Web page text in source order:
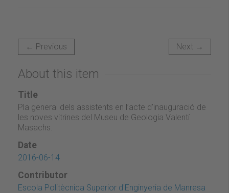
← Previous Next →
About this item
Title
Pla general dels assistents en l’acte d’inauguració de
les noves vitrines del Museu de Geologia Valentí
Masachs.
Date
2016-06-14
Contributor
Escola Politècnica Superior d'Enginyeria de Manresa